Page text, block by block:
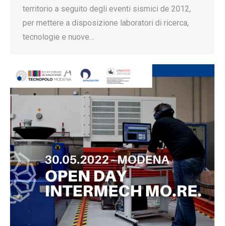
territorio a seguito degli eventi sismici de 2012,
per mettere a disposizione laboratori di ricerca,
tecnologie e nuove…